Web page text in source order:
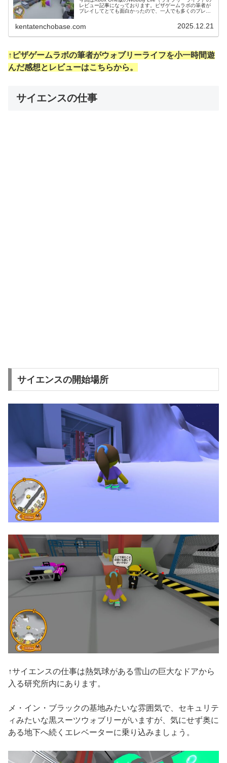
レビュー記事になっております。ピザゲームラボの筆者が
プレイしてとても面白かったので、一人でも多くのプレイ
kentatenchobase.com 2025.12.21
↑ピザゲームラボの筆者がウォブリーライフを小一時間遊
んだ感想とレビューはこちらから。
サイエンスの仕事
サイエンスの開始場所
↑サイエンスの仕事は熱気球がある雪山の巨大なドアから
入る研究所内にあります。
メ・イン・ブラックの基地みたいな雰囲気で、セキュリテ
ィみたいな黒スーツウォブリーがいますが、気にせず奥に
ある地下へ続くエレベーターに乗り込みましょう。